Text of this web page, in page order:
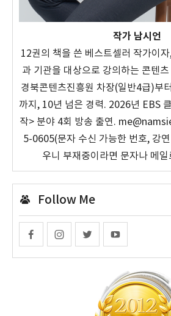
작가 남시언
12권의 책을 쓴 베스트셀러 작가이
과 기관을 대상으로 강의하는 콘텐
경북콘텐츠진흥원 차장(일반4급)부
까지, 10년 넘은 경력. 2026년 EBS
작> 분야 4회 방송 출연.
5-0605(문자 수신 가능한 번호, 강
우니 부재중이라면 문자나 메
Follow Me